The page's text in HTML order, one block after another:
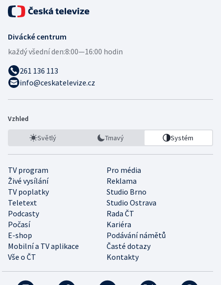
Divácké centrum
každý všední den:8:00—16:00 hodin
261 136 113
info@ceskatelevize.cz
Vzhled
Světlý Tmavý Systém
TV program
Pro média
Živé vysílání
Reklama
TV poplatky
Studio Brno
Teletext
Studio Ostrava
Podcasty
Rada ČT
Počasí
Kariéra
E-shop
Podávání námětů
Mobilní a TV aplikace
Časté dotazy
Vše o ČT
Kontakty